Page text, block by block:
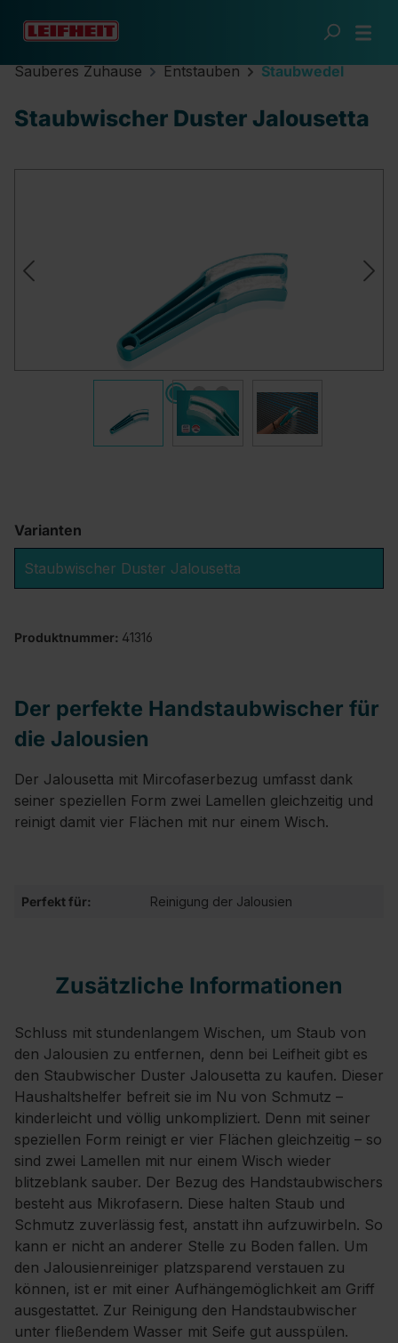
Zum Hauptinhalt springen
Sauberes Zuhause Entstauben Staubwedel
Staubwischer Duster Jalousetta
Varianten
Staubwischer Duster Jalousetta
Produktnummer: 41316
Der perfekte Handstaubwischer für
die Jalousien
Der Jalousetta mit Mircofaserbezug umfasst dank
seiner speziellen Form zwei Lamellen gleichzeitig und
reinigt damit vier Flächen mit nur einem Wisch.
Perfekt für: Reinigung der Jalousien
Zusätzliche Informationen
Schluss mit stundenlangem Wischen, um Staub von
den Jalousien zu entfernen, denn bei Leifheit gibt es
den Staubwischer Duster Jalousetta zu kaufen. Dieser
Haushaltshelfer befreit sie im Nu von Schmutz –
kinderleicht und völlig unkompliziert. Denn mit seiner
speziellen Form reinigt er vier Flächen gleichzeitig – so
sind zwei Lamellen mit nur einem Wisch wieder
blitzeblank sauber. Der Bezug des Handstaubwischers
besteht aus Mikrofasern. Diese halten Staub und
Schmutz zuverlässig fest, anstatt ihn aufzuwirbeln. So
kann er nicht an anderer Stelle zu Boden fallen. Um
den Jalousienreiniger platzsparend verstauen zu
können, ist er mit einer Aufhängemöglichkeit am Griff
ausgestattet. Zur Reinigung den Handstaubwischer
unter fließendem Wasser mit Seife gut ausspülen.